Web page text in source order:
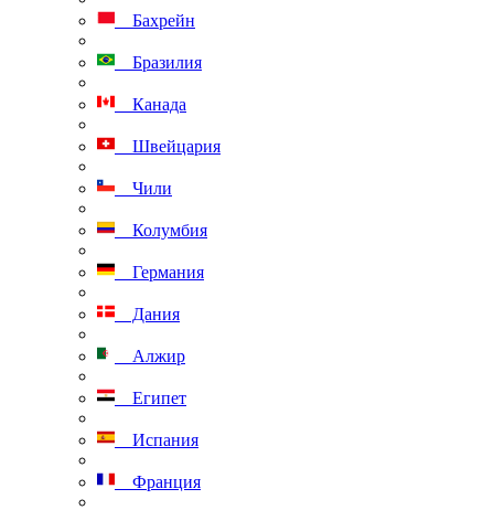
Бахрейн
Бразилия
Канада
Швейцария
Чили
Колумбия
Германия
Дания
Алжир
Египет
Испания
Франция